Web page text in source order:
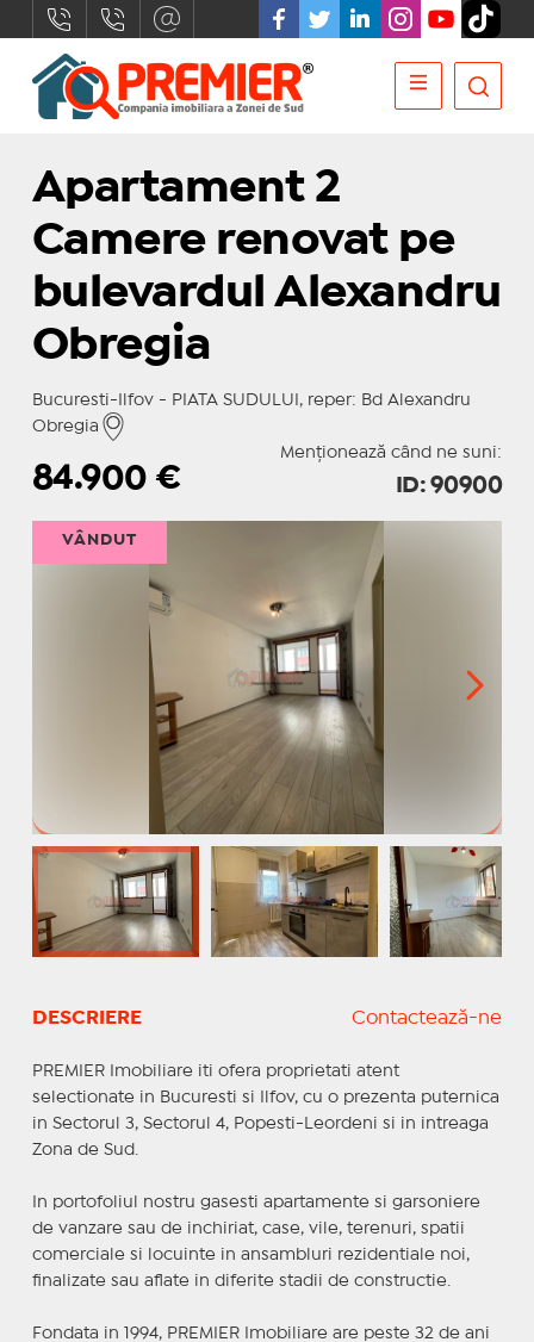
Apartament 2
Camere renovat pe
bulevardul Alexandru
Obregia
Bucuresti-Ilfov - PIATA SUDULUI, reper: Bd Alexandru
Obregia
Menționează când ne suni:
84.900€ ID: 90900
VÂNDUT
DESCRIERE Contactează-ne
PREMIER Imobiliare iti ofera proprietati atent
selectionate in Bucuresti si Ilfov, cu o prezenta puternica
in Sectorul 3, Sectorul 4, Popesti-Leordeni si in intreaga
Zona de Sud.
In portofoliul nostru gasesti apartamente si garsoniere
de vanzare sau de inchiriat, case, vile, terenuri, spatii
comerciale si locuinte in ansambluri rezidentiale noi,
finalizate sau aflate in diferite stadii de constructie.
Fondata in 1994, PREMIER Imobiliare are peste 32 de ani